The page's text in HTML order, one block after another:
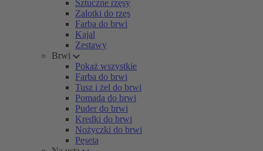
Sztuczne rzęsy
Zalotki do rzęs
Farba do brwi
Kajal
Zestawy
Brwi
Pokaż wszystkie
Farba do brwi
Tusz i żel do brwi
Pomada do brwi
Puder do brwi
Kredki do brwi
Nożyczki do brwi
Pęseta